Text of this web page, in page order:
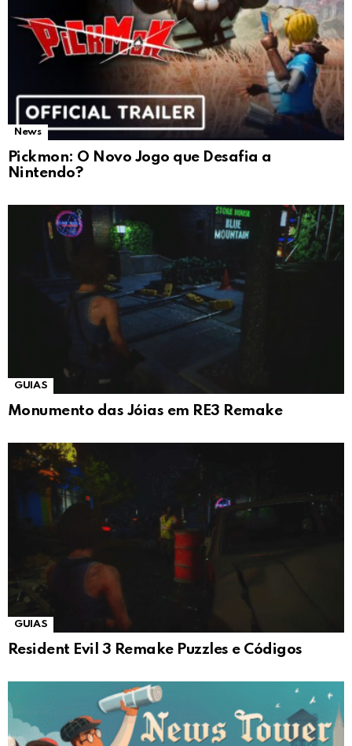
News
Pickmon: O Novo Jogo que Desafia a
Nintendo?
GUIAS
Monumento das Jóias em RE3 Remake
GUIAS
Resident Evil 3 Remake Puzzles e Códigos